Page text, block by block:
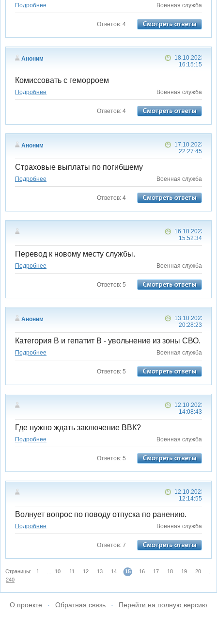
Подробнее Военная служба
Ответов: 4
Аноним
18.10.2023
16:15:15
Комиссовать с геморроем
Подробнее Военная служба
Ответов: 4
Аноним
17.10.2023
22:27:45
Страховые выплаты по погибшему
Подробнее Военная служба
Ответов: 4
16.10.2023
15:52:34
Перевод к новому месту службы.
Подробнее Военная служба
Ответов: 5
Аноним
13.10.2023
20:28:23
Категория В и гепатит В - увольнение из зоны СВО.
Подробнее Военная служба
Ответов: 5
12.10.2023
14:08:43
Где нужно ждать заключение ВВК?
Подробнее Военная служба
Ответов: 5
12.10.2023
12:14:55
Волнует вопрос по поводу отпуска по ранению.
Подробнее Военная служба
Ответов: 7
Страницы: 1 10 11 12 13 14 15 16 17 18 19 20
240
О проекте • Обратная связь • Перейти на полную версию